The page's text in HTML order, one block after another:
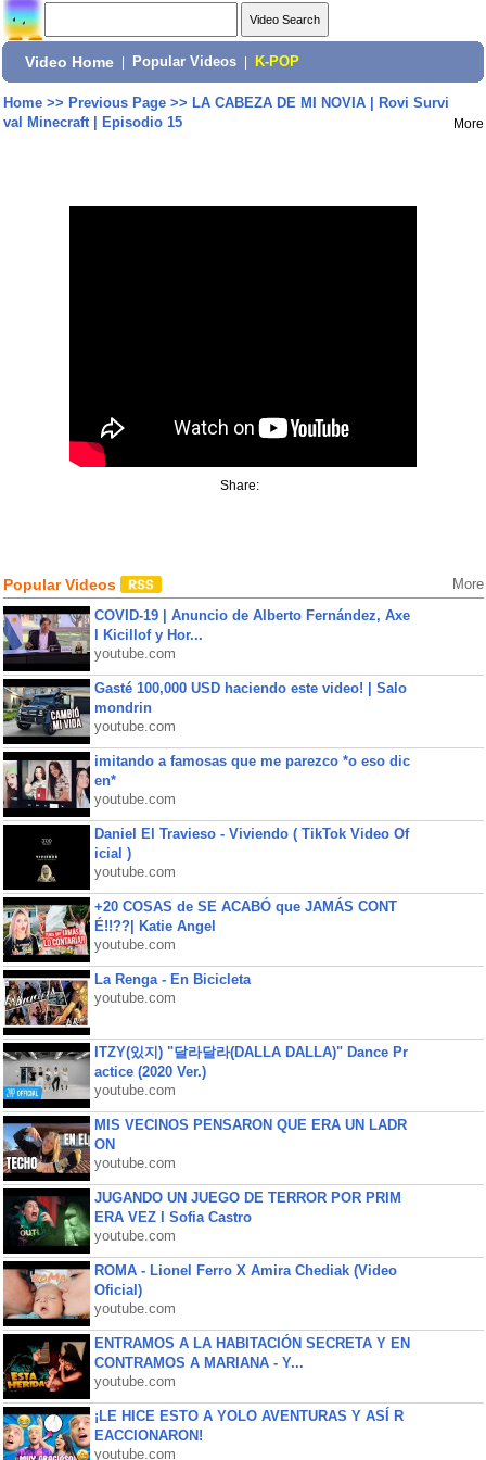
Video Home Popular Videos K-POP
Home>> Previous Page>> LA CABEZA DE MI NOVIA | Rovi Survi
val Minecraft | Episodio 15
More
Share:
Popular Videos More
COVID-19 | Anuncio de Alberto Fernández, Axe
l Kicillof y Hor...
youtube.com
Gasté 100,000 USD haciendo este video! | Salo
mondrin
youtube.com
imitando a famosas que me parezco *o eso dic
en*
youtube.com
Daniel El Travieso - Viviendo ( TikTok Video Of
icial )
youtube.com
+20 COSAS de SE ACABÓ que JAMÁS CONT
É!!??| Katie Angel
youtube.com
La Renga - En Bicicleta
youtube.com
ITZY(있지) "달라달라(DALLA DALLA)" Dance Pr
actice (2020 Ver.)
youtube.com
MIS VECINOS PENSARON QUE ERA UN LADR
ON
youtube.com
JUGANDO UN JUEGO DE TERROR POR PRIM
ERA VEZ l Sofia Castro
youtube.com
ROMA - Lionel Ferro X Amira Chediak (Video
Oficial)
youtube.com
ENTRAMOS A LA HABITACIÓN SECRETA Y EN
CONTRAMOS A MARIANA - Y...
youtube.com
¡LE HICE ESTO A YOLO AVENTURAS Y ASÍ R
EACCIONARON!
youtube.com